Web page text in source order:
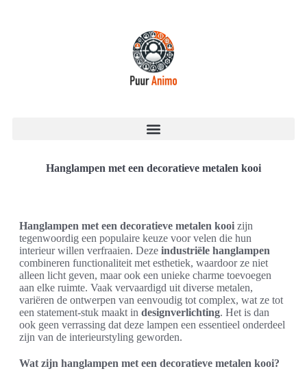
Hanglampen met een decoratieve metalen kooi
Hanglampen met een decoratieve metalen kooi zijn
tegenwoordig een populaire keuze voor velen die hun
interieur willen verfraaien. Deze industriële hanglampen
combineren functionaliteit met esthetiek, waardoor ze niet
alleen licht geven, maar ook een unieke charme toevoegen
aan elke ruimte. Vaak vervaardigd uit diverse metalen,
variëren de ontwerpen van eenvoudig tot complex, wat ze tot
een statement-stuk maakt in designverlichting. Het is dan
ook geen verrassing dat deze lampen een essentieel onderdeel
zijn van de interieurstyling geworden.
Wat zijn hanglampen met een decoratieve metalen kooi?